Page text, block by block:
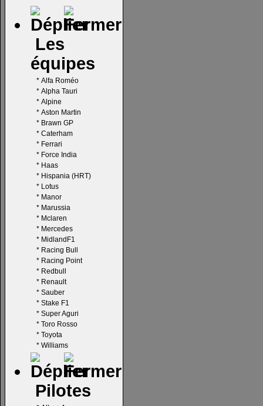
Les
équipes
* Alfa Roméo
* Alpha Tauri
* Alpine
* Aston Martin
* Brawn GP
* Caterham
* Ferrari
* Force India
* Haas
* Hispania (HRT)
* Lotus
* Manor
* Marussia
* Mclaren
* Mercedes
* MidlandF1
* Racing Bull
* Racing Point
* Redbull
* Renault
* Sauber
* Stake F1
* Super Aguri
* Toro Rosso
* Toyota
* Williams
Pilotes